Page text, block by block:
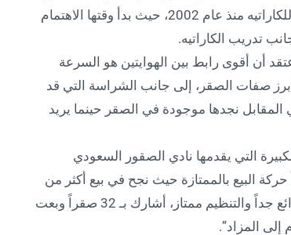
الأصل مدرب كاراتيه، وعمل كمدرب في الاتحاد السعودي للكاراتيه منذ عام 2002، حيث بدأ وقتها الاهتمام
تدريب الكاراتيه.
أن أقوى رابط بين الهوايتين هو السرعة
أبرز صفات الصقر، إلى جانب الشراسة التي قد
المقابل نجدها موجودة في الصقر حينما يريد
التي يقدمها نادي الصقور السعودي
البيع بالممتازة حيث نجح في بيع أكثر من
ثلث معروضه خلال الأيام القليلة الماضية، وقال: “السوق رائع جداً والتنظيم ممتاز، أشارك بـ 32 صقراً وبعت